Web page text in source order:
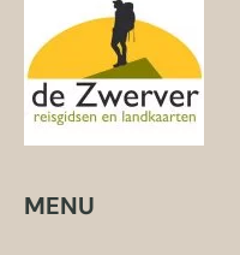
MENU